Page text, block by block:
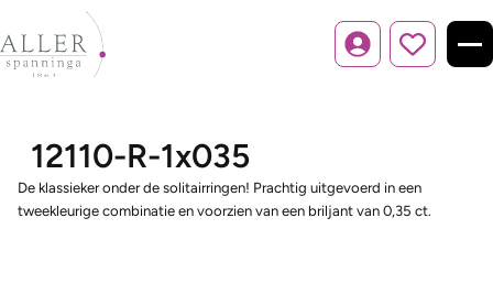
Inloggen
12110-R-1x035
De klassieker onder de solitairringen! Prachtig uitgevoerd in een
tweekleurige combinatie en voorzien van een briljant van 0,35 ct.